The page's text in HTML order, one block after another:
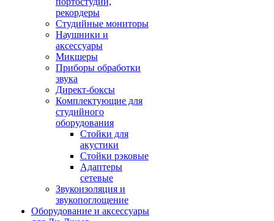
рекордеры
Студийные мониторы
Наушники и
аксессуары
Микшеры
Приборы обработки
звука
Директ-боксы
Комплектующие для
студийного
оборудования
Стойки для
акустики
Стойки рэковые
Адаптеры
сетевые
Звукоизоляция и
звукопоглощение
Оборудование и аксессуары